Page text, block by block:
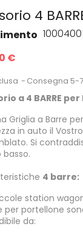
4
€
Consegna 5-
a 4 BARRE
Griglia a Barre
in auto il
Si
4 barre:
station
per portellone
da: